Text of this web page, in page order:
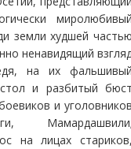
земли худшей
ненавидящий
на их
и разбитый
и
на лицах